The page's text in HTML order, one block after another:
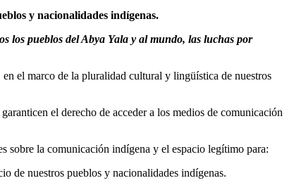
y nacionalidades indígenas.
los pueblos del Abya Yala y al mundo, las luchas por
el marco de la pluralidad cultural y lingüística de nuestros
el derecho de acceder a los medios de comunicación
sobre la comunicación indígena y el espacio legítimo para:
de nuestros pueblos y nacionalidades indígenas.